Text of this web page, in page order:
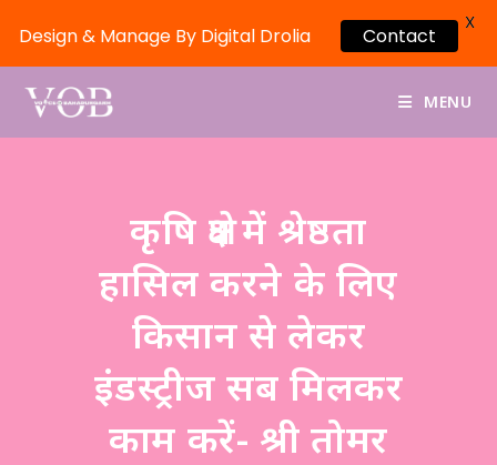
MENU
कृषि क्षेत्र में श्रेष्ठता
हासिल करने के लिए
किसान से लेकर
इंडस्ट्रीज सब मिलकर
काम करें- श्री तोमर
Design & Manage By Digital Drolia Contact
X